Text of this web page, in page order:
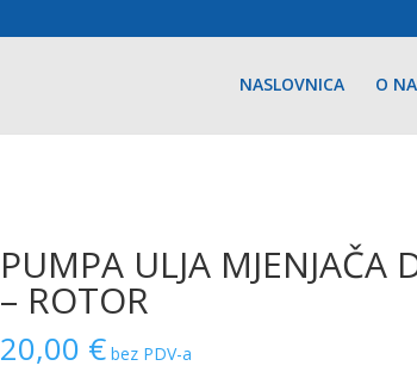
NASLOVNICA O
PUMPA ULJA MJENJAČA
– ROTOR
20,00 € bez PDV-a